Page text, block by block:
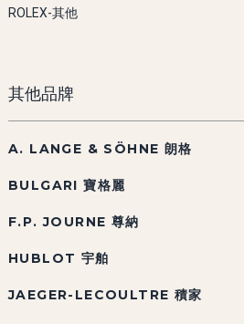
ROLEX-其他
其他品牌
A. LANGE & SÖHNE 朗格
BULGARI 寶格麗
F.P. JOURNE 尊納
HUBLOT 宇舶
JAEGER-LECOULTRE 積家